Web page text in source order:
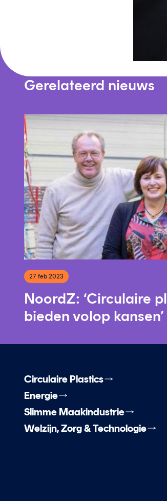
Gerelateerd nieuws
27 feb 2023
NoordZ: ‘Circulaire
bieden volop kansen’
Circulaire Plastics
Energie
Slimme Maakindustrie
Welzijn, Zorg & Technologie